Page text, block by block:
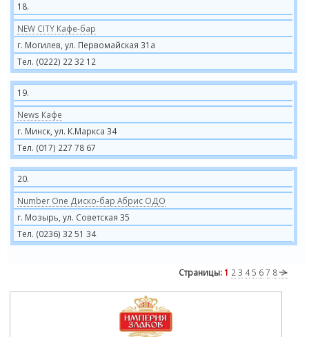
18.
NEW CITY Кафе-бар
г. Могилев, ул. Первомайская 31а
Тел. (0222) 22 32 12
19.
News Кафе
г. Минск, ул. К.Маркса 34
Тел. (017) 227 78 67
20.
Number One Диско-бар Абрис ОДО
г. Мозырь, ул. Советская 35
Тел. (0236) 32 51 34
Страницы: 1 2 3 45 67 8